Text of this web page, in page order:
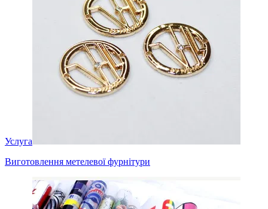
Услуга
Виготовлення метелевої фурнітури